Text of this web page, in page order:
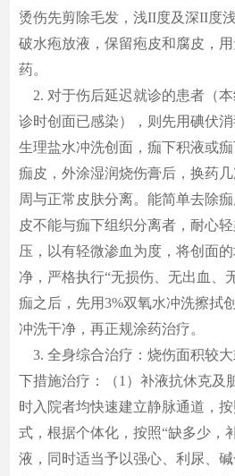
烫伤先剪除毛发，浅II度及深II度
破水疱放液，保留疱皮和腐皮，
药。
2. 对于伤后延迟就诊的患者（
诊时创面已感染），则先用碘伏
生理盐水冲洗创面，痂下积液或
痂皮，外涂湿润烧伤膏后，换药
周与正常皮肤分离。能简单去除
皮不能与痂下组织分离者，耐心
压，以有轻微渗血为度，将创面
净，严格执行“无损伤、无出血、
痂之后，先用3%双氧水冲洗擦拭
冲洗干净，再正规涂药治疗。
3. 全身综合治疗：烧伤面积较
下措施治疗：（1）补液抗休克及
时入院者均快速建立静脉通道，
式，根据个体化，按照“缺多少，
液，同时适当予以强心、利尿、